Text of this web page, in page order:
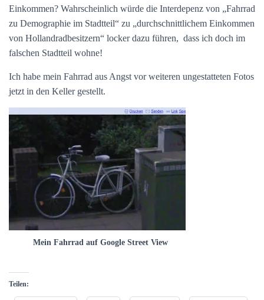
Einkommen? Wahrscheinlich würde die Interdepenz von „Fahrrad
zu Demographie im Stadtteil“ zu „durchschnittlichem Einkommen
von Hollandradbesitzern“ locker dazu führen, dass ich doch im
falschen Stadtteil wohne!
Ich habe mein Fahrrad aus Angst vor weiteren ungestatteten Fotos
jetzt in den Keller gestellt.
Mein Fahrrad auf Google Street View
Teilen: